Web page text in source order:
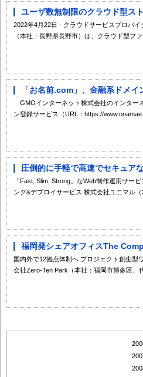
ユーザ数無制限のクラウド型ス
2022年4月22日 - クラウドサービスプロバ
（本社：長野県長野市）は、クラウド型フ
「お名前.com」、金融系ドメ
GMOインターネット株式会社のインター
ン登録サービス（URL：https://
圧倒的に手軽で高速でセキュア
「Fast, Slim, Strong」なWeb制作運用サー
ング&デプロイサービス 株式会社ユニマル
福岡発シェアオフィスThe
国内外で12拠点体制へ プロジェクト創生
会社Zero-Ten Park（本社：福岡市博多区、